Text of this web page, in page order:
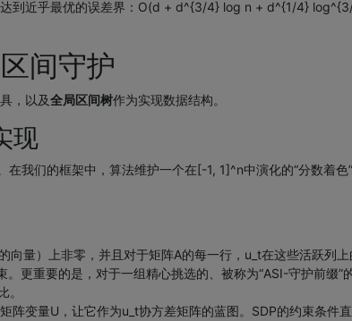
到近乎最优的误差界：O(d + d^{3/4} log n + d^{1/4}
间守护
，以及全局区间树作为实现数据结构。
现
在我们的框架中，算法维护一个在[-1, 1]^n中演化的“分数
向量）上非零，并且对于矩阵A的每一行，u_t在这些活跃列
。更重要的是，对于一组精心挑选的、被称为“ASI-守护前
。
阵变量U，让它作为u_t协方差矩阵的蓝图。SDP的约束条